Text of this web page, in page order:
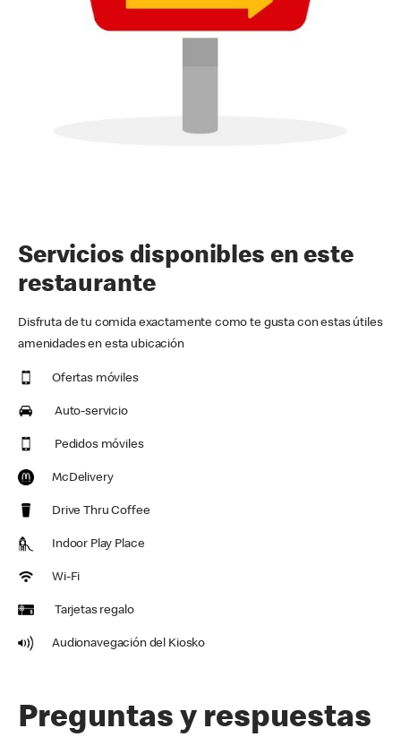
Servicios disponibles en este
restaurante
Disfruta de tu comida exactamente como te gusta con estas útiles
amenidades en esta ubicación
Ofertas móviles
Auto-servicio
Pedidos móviles
McDelivery
Drive Thru Coffee
Indoor Play Place
Wi-Fi
Tarjetas regalo
Audionavegación del Kiosko
Preguntas y respuestas